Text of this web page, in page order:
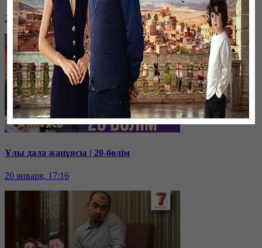
20 января, 17:18
Ұлы дала жанұясы | 20-бөлім
20 января, 17:16